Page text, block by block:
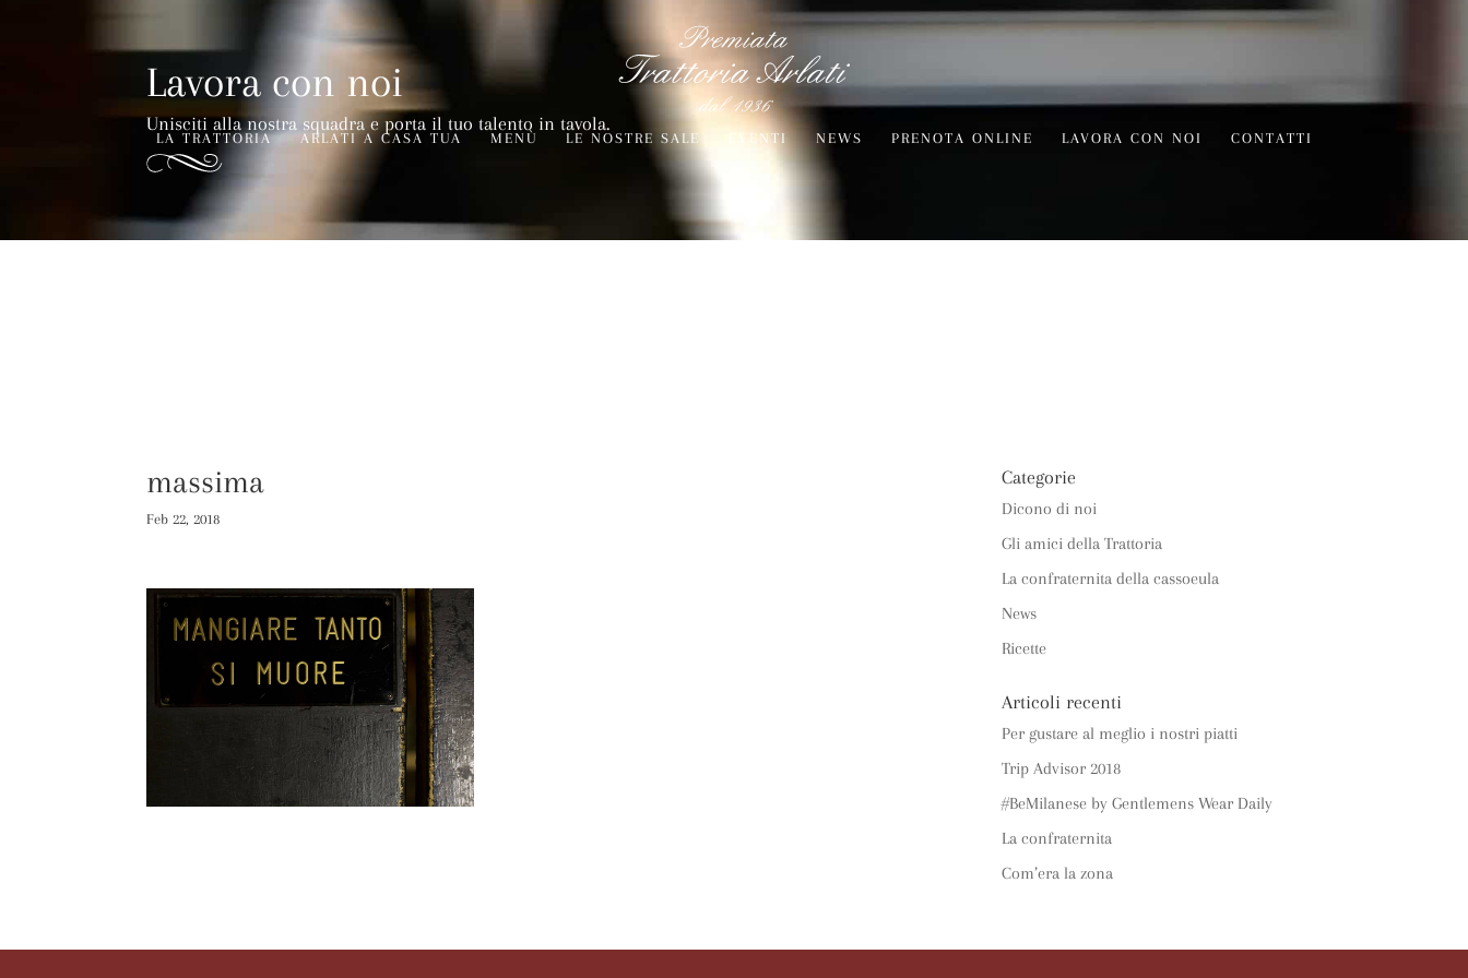
LA TRATTORIA ARLATI A CASA TUA MENÙ LE NOSTRE SALE EVENTI NEWS PRENOTA ONLINE LAVORA CON NOI CONTATTI
Lavora con noi
Unisciti alla nostra squadra e porta il tuo talento in tavola.
massima
Feb 22, 2018
Categorie
Dicono di noi
Gli amici della Trattoria
La confraternita della cassoeula
News
Ricette
Articoli recenti
Per gustare al meglio i nostri piatti
Trip Advisor 2018
#BeMilanese by Gentlemens Wear Daily
La confraternita
Com’era la zona